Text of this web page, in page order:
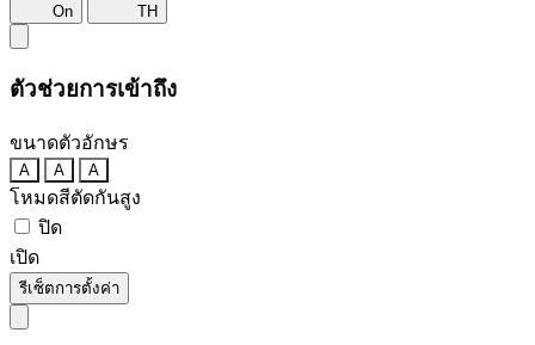
On TH
ตัวช่วยการเข้าถึง
ขนาดตัวอักษร
A A A
โหมดสีตัดกันสูง
ปิด
เปิด
รีเซ็ตการตั้งค่า